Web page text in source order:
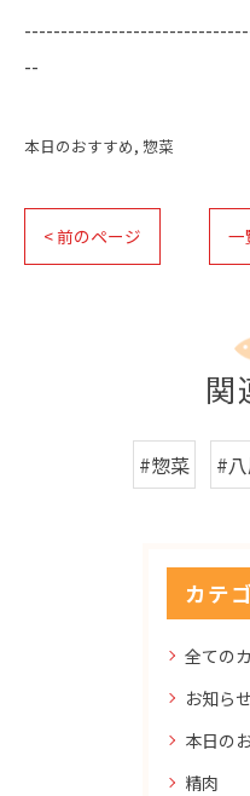
--
本日のおすすめ 惣菜
< 前のページ 一
関
#惣菜 #
カテ
全ての
お知らせ
本日の
精肉